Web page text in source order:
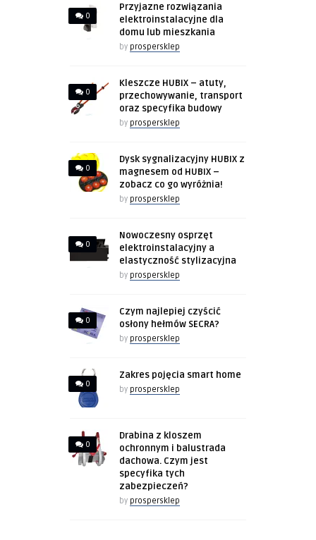
0
Przyjazne rozwiązania
elektroinstalacyjne dla
domu lub mieszkania
by prospersklep
0
Kleszcze HUBIX – atuty,
przechowywanie, transport
oraz specyfika budowy
by prospersklep
0
Dysk sygnalizacyjny HUBIX z
magnesem od HUBIX –
zobacz co go wyróżnia!
by prospersklep
0
Nowoczesny osprzęt
elektroinstalacyjny a
elastyczność stylizacyjna
by prospersklep
0
Czym najlepiej czyścić
osłony hełmów SECRA?
by prospersklep
0
Zakres pojęcia smart home
by prospersklep
0
Drabina z kloszem
ochronnym i balustrada
dachowa. Czym jest
specyfika tych
zabezpieczeń?
by prospersklep